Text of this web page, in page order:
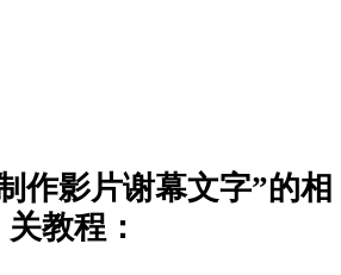
作影片谢幕文字”的相
关教程：